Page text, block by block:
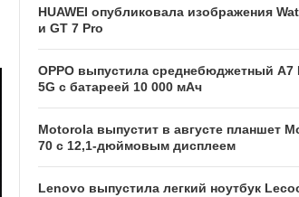
HUAWEI опубликовала изображения
и GT 7 Pro
OPPO выпустила среднебюджетный A7
5G с батареей 10 000 мАч
Motorola выпустит в августе планшет
70 с 12,1-дюймовым дисплеем
Lenovo выпустила легкий ноутбук